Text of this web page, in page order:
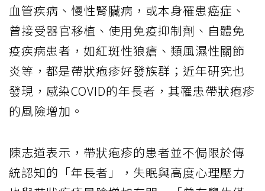
血管疾病、慢性腎臟病，或本身罹患癌症、
曾接受器官移植、使用免疫抑制劑、自體免
疫疾病患者，如紅斑性狼瘡、類風濕性關節
炎等，都是帶狀疱疹好發族群；近年研究也
發現，感染COVID的年長者，其罹患帶狀疱疹
的風險增加。
陳志道表示，帶狀疱疹的患者並不侷限於傳
統認知的「年長者」，失眠與高度心理壓力